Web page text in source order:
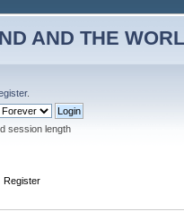
AND THE
.
session length
Register